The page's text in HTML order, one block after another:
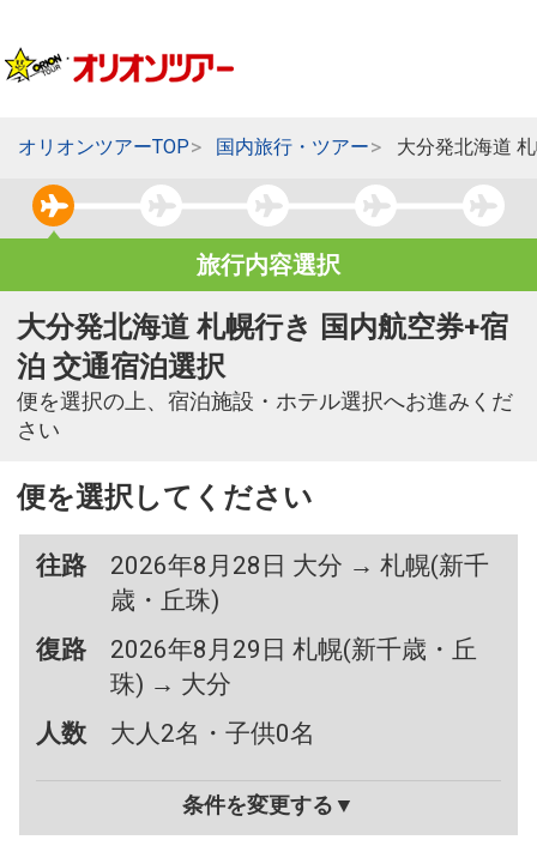
オリオンツアーTOP 国内旅行・ツアー 大分発北海道
旅行内容選択
大分発北海道 札幌行き 国内航空券+宿
泊 交通宿泊選択
便を選択の上、宿泊施設・ホテル選択へお進みくだ
さい
便を選択してください
往路
2026年8月28日 大分 → 札幌(新千
歳・丘珠)
復路
2026年8月29日 札幌(新千歳・丘
珠) → 大分
人数
大人2名・子供0名
条件を変更する▼